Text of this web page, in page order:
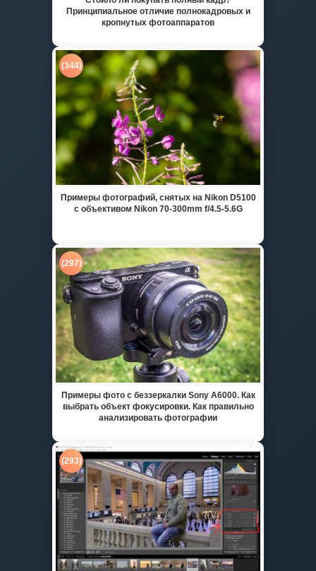
Принципиальное отличие полнокадровых и
кропнутых фотоаппаратов
(344)
Примеры фотографий, снятых на Nikon D5100
с объективом Nikon 70-300mm f/4.5-5.6G
(297)
Примеры фото с беззеркалки Sony A6000. Как
выбрать объект фокусировки. Как правильно
анализировать фотографии
(293)